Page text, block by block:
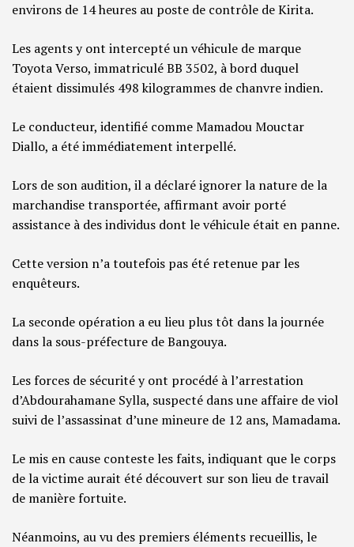
environs de 14 heures au poste de contrôle de Kirita.
Les agents y ont intercepté un véhicule de marque
Toyota Verso, immatriculé BB 3502, à bord duquel
étaient dissimulés 498 kilogrammes de chanvre indien.
Le conducteur, identifié comme Mamadou Mouctar
Diallo, a été immédiatement interpellé.
Lors de son audition, il a déclaré ignorer la nature de la
marchandise transportée, affirmant avoir porté
assistance à des individus dont le véhicule était en panne.
Cette version n’a toutefois pas été retenue par les
enquêteurs.
La seconde opération a eu lieu plus tôt dans la journée
dans la sous-préfecture de Bangouya.
Les forces de sécurité y ont procédé à l’arrestation
d’Abdourahamane Sylla, suspecté dans une affaire de viol
suivi de l’assassinat d’une mineure de 12 ans, Mamadama.
Le mis en cause conteste les faits, indiquant que le corps
de la victime aurait été découvert sur son lieu de travail
de manière fortuite.
Néanmoins, au vu des premiers éléments recueillis, le